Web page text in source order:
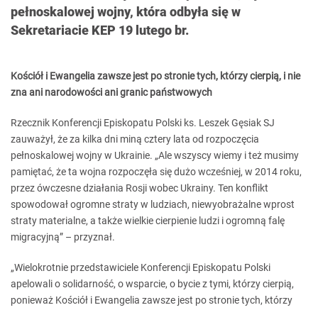
pełnoskalowej wojny, która odbyła się w
Sekretariacie KEP 19 lutego br.
Kościół i Ewangelia zawsze jest po stronie tych, którzy cierpią, i nie
zna ani narodowości ani granic państwowych
Rzecznik Konferencji Episkopatu Polski ks. Leszek Gęsiak SJ
zauważył, że za kilka dni miną cztery lata od rozpoczęcia
pełnoskalowej wojny w Ukrainie. „Ale wszyscy wiemy i też musimy
pamiętać, że ta wojna rozpoczęła się dużo wcześniej, w 2014 roku,
przez ówczesne działania Rosji wobec Ukrainy. Ten konflikt
spowodował ogromne straty w ludziach, niewyobrażalne wprost
straty materialne, a także wielkie cierpienie ludzi i ogromną falę
migracyjną” – przyznał.
„Wielokrotnie przedstawiciele Konferencji Episkopatu Polski
apelowali o solidarność, o wsparcie, o bycie z tymi, którzy cierpią,
ponieważ Kościół i Ewangelia zawsze jest po stronie tych, którzy